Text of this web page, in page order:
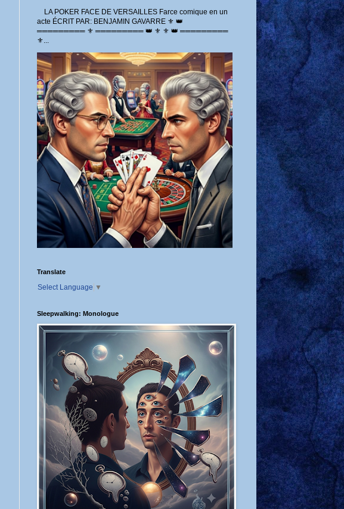
LA POKER FACE DE VERSAILLES Farce comique en un
acte ÉCRIT PAR: BENJAMIN GAVARRE ⚜️ 👑
═════════ ⚜️ ═════════ 👑 ⚜️ ⚜️ 👑 ═════════
⚜...
Translate
Select Language ▼
Sleepwalking: Monologue